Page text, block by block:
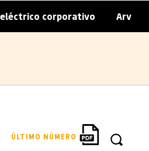
| Arval convierte en
ÚLTIMO NÚMERO